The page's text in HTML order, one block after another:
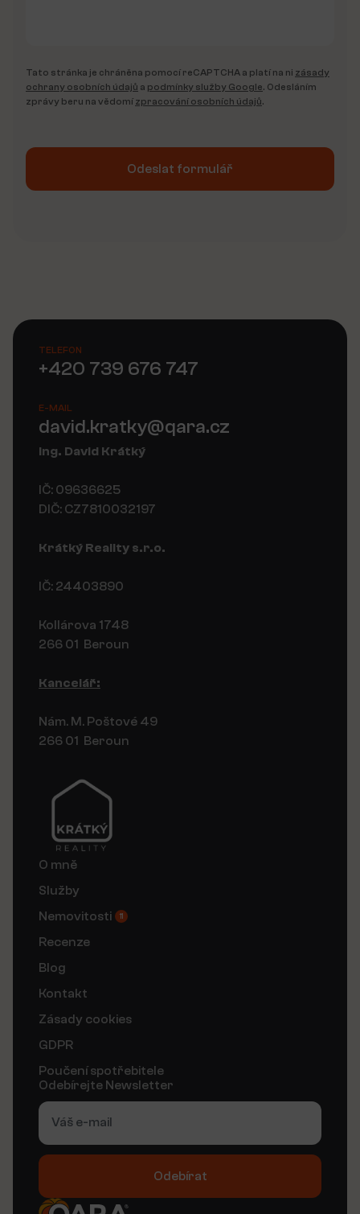
Tato stránka je chráněna pomocí reCAPTCHA a platí na ni zásady
ochrany osobních údajů a podmínky služby Google. Odesláním
zprávy beru na vědomí zpracování osobních údajů.
Odeslat formulář
TELEFON
+420 739 676 747
E-MAIL
david.kratky@qara.cz
Ing. David Krátký
IČ: 09636625
DIČ: CZ7810032197
Krátký Reality s.r.o.
IČ: 24403890
Kollárova 1748
266 01 Beroun
Kancelář:
Nám. M. Poštové 49
266 01 Beroun
O mně
Služby
Nemovitosti
11
Recenze
Blog
Kontakt
Zásady cookies
GDPR
Poučení spotřebitele
Odebírejte Newsletter
Odebírat
Alternative: